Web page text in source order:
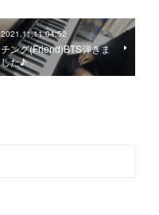
2021.11.11 04:52
チング(Friend)BTS弾きま
した♪